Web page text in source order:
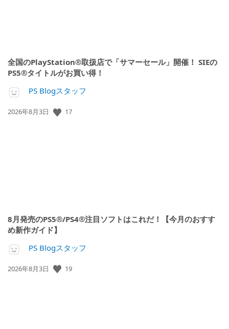
全国のPlayStation®取扱店で「サマーセール」開催！ SIEの
PS5®タイトルがお買い得！
PS Blogスタッフ
公
2026年8月3日 17
8月発売のPS5®/PS4®注目ソフトはこれだ！【今月のおすす
め新作ガイド】
PS Blogスタッフ
公
2026年8月3日 19